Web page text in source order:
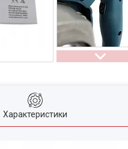
Характеристики